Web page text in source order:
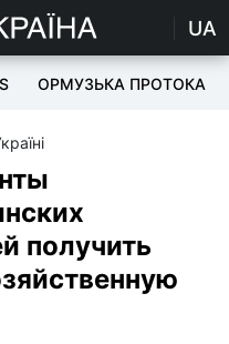
UA
ОРМУЗЬКА ПРОТОКА
получить